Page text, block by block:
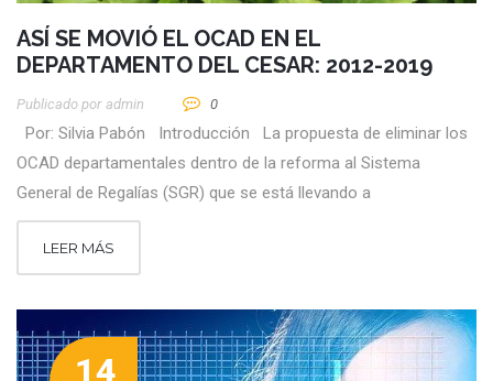
ASÍ SE MOVIÓ EL OCAD EN EL
DEPARTAMENTO DEL CESAR: 2012-2019
Publicado por Admin 0
Por: Silvia Pabón Introducción La propuesta de eliminar los
OCAD departamentales dentro de la reforma al Sistema
General de Regalías (SGR) que se está llevando a
LEER MÁS
14